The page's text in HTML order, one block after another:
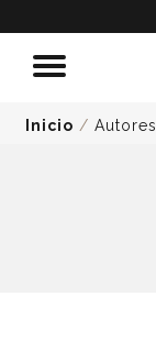
Inicio / Autores